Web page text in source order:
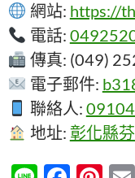
網站: https://
電話:
傳真: (049)
電子郵件:
聯絡人:
地址: 彰化縣